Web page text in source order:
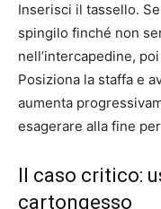
Inserisci il tassello.
spingilo finché non
nell’intercapedine,
Posiziona la staffa e
aumenta
esagerare alla fine
Il caso critico:
cartongesso